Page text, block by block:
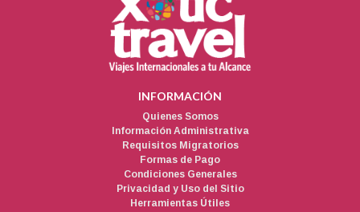
INFORMACIÓN
Quienes Somos
Información Administrativa
Requisitos Migratorios
Formas de Pago
Condiciones Generales
Privacidad y Uso del Sitio
Herramientas Útiles